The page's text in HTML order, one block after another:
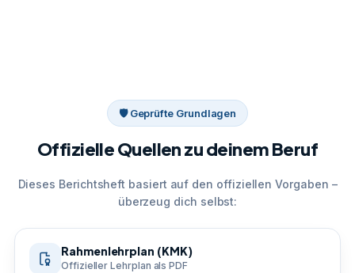
🛡 Geprüfte Grundlagen
Offizielle Quellen zu deinem Beruf
Dieses Berichtsheft basiert auf den offiziellen Vorgaben –
überzeug dich selbst:
Rahmenlehrplan (KMK)
Offizieller Lehrplan als PDF